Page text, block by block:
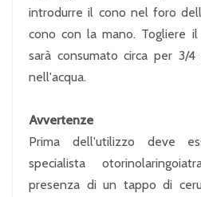
introdurre il cono nel foro
cono con la mano. Togliere
sarà consumato circa per 3/
nell'acqua.
Avvertenze
Prima dell'utilizzo deve
specialista
presenza di un tappo di